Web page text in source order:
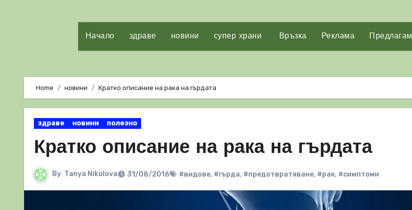
Начало здраве новини супер храни Връзка Реклама Предлагам
Home новини Кратко описание на рака на гърдата
здраве новини полезно
Кратко описание на рака на гърдата
By Tanya Nikolova 31/08/2016 #видове, #гърда, #предотвратяване, #рак, #симптоми